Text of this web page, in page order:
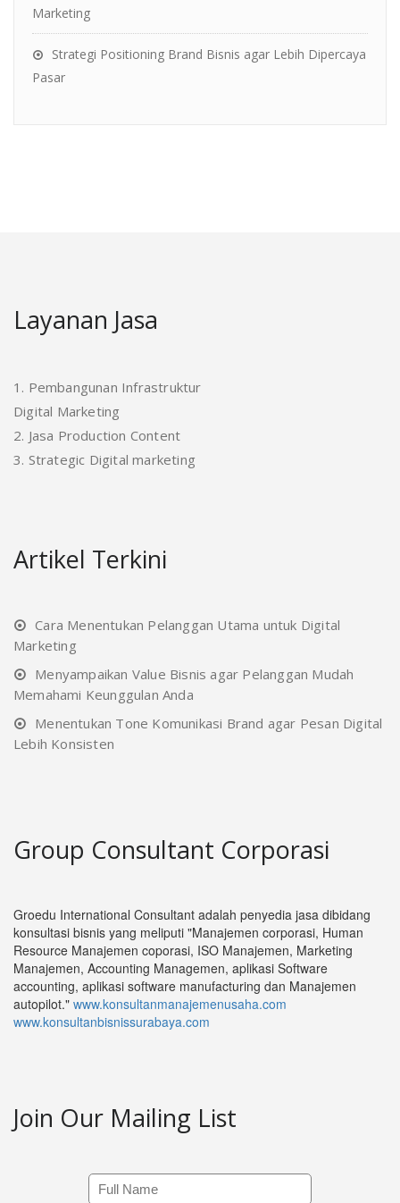
Marketing
Strategi Positioning Brand Bisnis agar Lebih Dipercaya
Pasar
Layanan Jasa
1. Pembangunan Infrastruktur
Digital Marketing
2. Jasa Production Content
3. Strategic Digital marketing
Artikel Terkini
Cara Menentukan Pelanggan Utama untuk Digital
Marketing
Menyampaikan Value Bisnis agar Pelanggan Mudah
Memahami Keunggulan Anda
Menentukan Tone Komunikasi Brand agar Pesan Digital
Lebih Konsisten
Group Consultant Corporasi
Groedu International Consultant adalah penyedia jasa dibidang
konsultasi bisnis yang meliputi "Manajemen corporasi, Human
Resource Manajemen coporasi, ISO Manajemen, Marketing
Manajemen, Accounting Managemen, aplikasi Software
accounting, aplikasi software manufacturing dan Manajemen
autopilot." www.konsultanmanajemenusaha.com
www.konsultanbisnissurabaya.com
Join Our Mailing List